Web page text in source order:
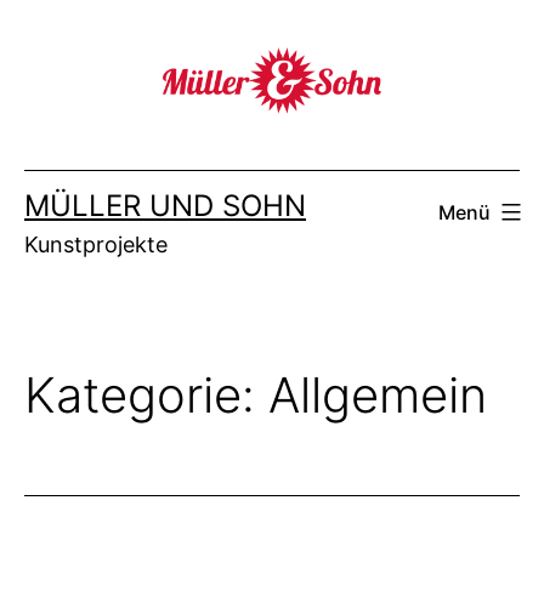
MÜLLER UND SOHN
Kunstprojekte
Menü
Kategorie: Allgemein